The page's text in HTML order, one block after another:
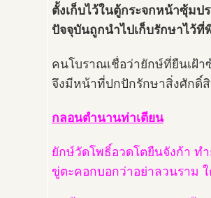
ตั้งเก็บไว้ในตู้กระจกหน้าซุ้มป
ปัจจุบันถูกนำไปเก็บรักษาไว้
คนโบราณเชื่อว่ายักษ์ที่ยืนเฝ้
จึงมีหน้าที่ปกปักรักษาสิ่งศักดิ์
กลอนตำนานท่าเตียน
ยักษ์วัดโพธิ์อวดโตยืนจังก้า ท
ขู่ตะคอกบอกว่าอย่าลวนราม